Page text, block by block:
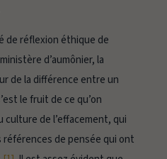
de réflexion éthique de
d’aumônier, la
de la différence entre un
le fruit de ce qu’on
culture de l’effacement, qui
de pensée qui ont